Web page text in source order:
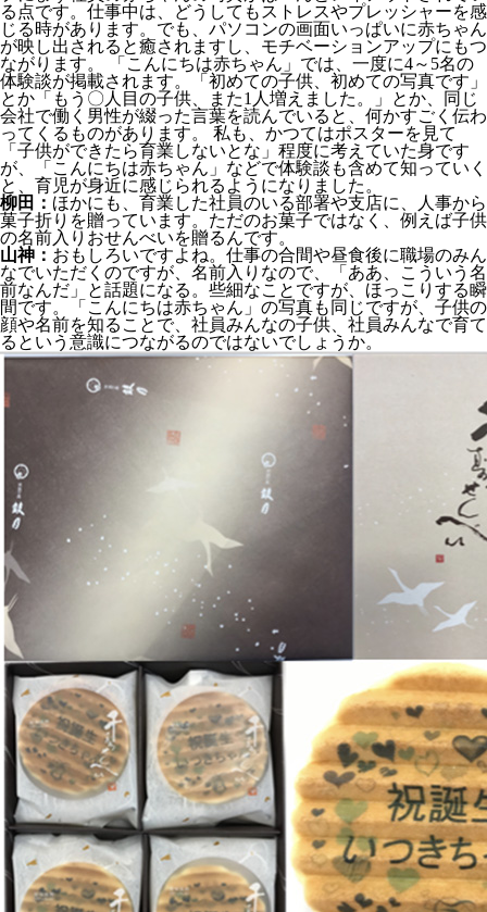
る点です。仕事中は、どうしてもストレスやプレッシャーを感
じる時があります。でも、パソコンの画面いっぱいに赤ちゃん
が映し出されると癒されますし、モチベーションアップにもつ
ながります。 「こんにちは赤ちゃん」では、一度に4～5名の
体験談が掲載されます。「初めての子供、初めての写真です」
とか「もう〇人目の子供、また1人増えました。」とか、同じ
会社で働く男性が綴った言葉を読んでいると、何かすごく伝わ
ってくるものがあります。 私も、かつてはポスターを見て
「子供ができたら育業しないとな」程度に考えていた身です
が、「こんにちは赤ちゃん」などで体験談も含めて知っていく
と、育児が身近に感じられるようになりました。
柳田： ほかにも、育業した社員のいる部署や支店に、人事から
菓子折りを贈っています。ただのお菓子ではなく、例えば子供
の名前入りおせんべいを贈るんです。
山神： おもしろいですよね。仕事の合間や昼食後に職場のみん
なでいただくのですが、名前入りなので、「ああ、こういう名
前なんだ」と話題になる。些細なことですが、ほっこりする瞬
間です。「こんにちは赤ちゃん」の写真も同じですが、子供の
顔や名前を知ることで、社員みんなの子供、社員みんなで育て
るという意識につながるのではないでしょうか。